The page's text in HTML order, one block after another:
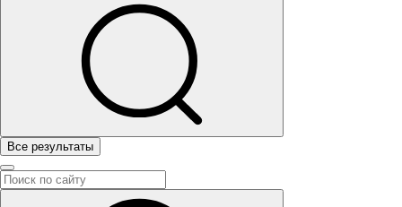
Все результаты